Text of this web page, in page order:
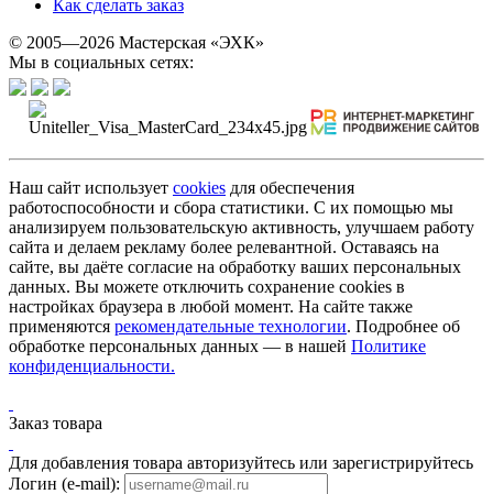
Как сделать заказ
© 2005—2026 Мастерская «ЭХК»
Мы в социальных сетях:
Наш сайт использует cookies для обеспечения
работоспособности и сбора статистики. С их помощью мы
анализируем пользовательскую активность, улучшаем работу
сайта и делаем рекламу более релевантной. Оставаясь на
сайте, вы даёте согласие на обработку ваших персональных
данных. Вы можете отключить сохранение cookies в
настройках браузера в любой момент. На сайте также
применяются рекомендательные технологии. Подробнее об
обработке персональных данных — в нашей Политике
конфиденциальности.
Заказ товара
Для добавления товара авторизуйтесь или зарегистрируйтесь
Логин (e-mail):